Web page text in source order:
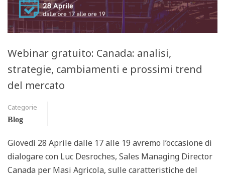
Webinar gratuito: Canada: analisi,
strategie, cambiamenti e prossimi trend
del mercato
Categorie
Blog
Giovedì 28 Aprile dalle 17 alle 19 avremo l’occasione di
dialogare con Luc Desroches, Sales Managing Director
Canada per Masi Agricola, sulle caratteristiche del